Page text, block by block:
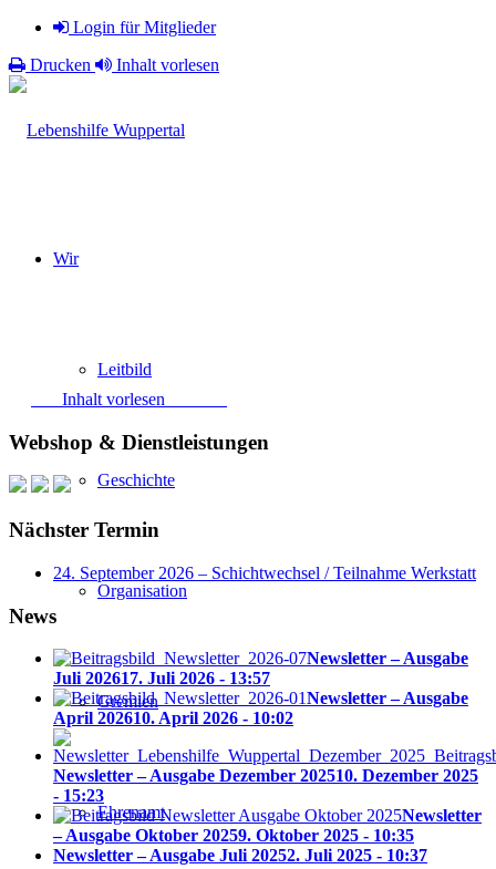
Login für Mitglieder
Drucken
Inhalt vorlesen
Wir
Leitbild
Geschichte
Organisation
Gremien
Ehrenamt
Inhalt vorlesen
Webshop & Dienstleistungen
Nächster Termin
24. September 2026 – Schichtwechsel / Teilnahme Werkstatt
News
Newsletter – Ausgabe
Juli 202617. Juli 2026 - 13:57
Newsletter – Ausgabe
April 202610. April 2026 - 10:02
Newsletter – Ausgabe Dezember 202510. Dezember 2025
- 15:23
Newsletter
– Ausgabe Oktober 20259. Oktober 2025 - 10:35
Newsletter – Ausgabe Juli 20252. Juli 2025 - 10:37